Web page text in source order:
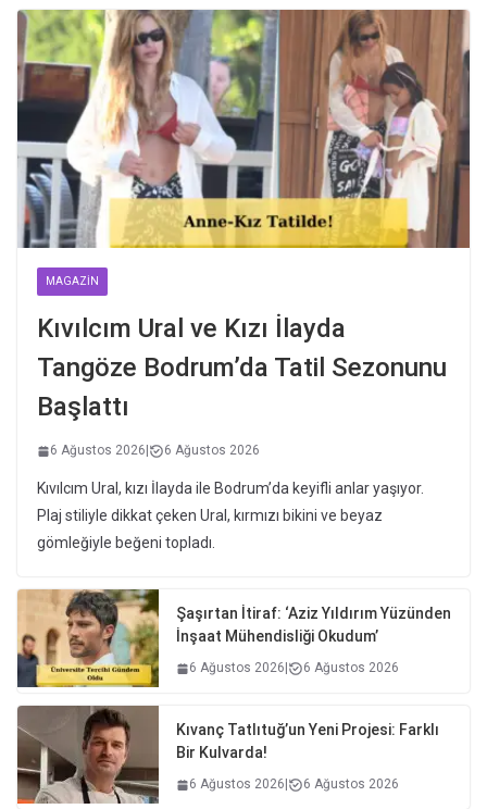
MAGAZIN
Kıvılcım Ural ve Kızı İlayda
Tangöze Bodrum’da Tatil Sezonunu
Başlattı
6 Ağustos 2026 6 Ağustos 2026
Kıvılcım Ural, kızı İlayda ile Bodrum’da keyifli anlar yaşıyor.
Plaj stiliyle dikkat çeken Ural, kırmızı bikini ve beyaz
gömleğiyle beğeni topladı.
Şaşırtan İtiraf: ‘Aziz Yıldırım Yüzünden
İnşaat Mühendisliği Okudum’
6 Ağustos 2026 6 Ağustos 2026
Kıvanç Tatlıtuğ’un Yeni Projesi: Farklı
Bir Kulvarda!
6 Ağustos 2026 6 Ağustos 2026